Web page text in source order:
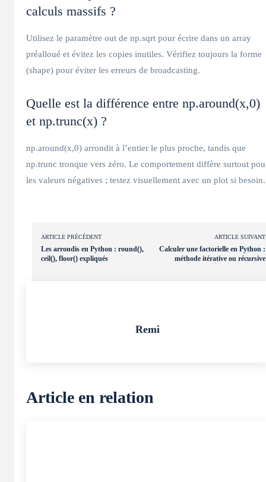
calculs massifs ?
Utilisez le paramètre out de np.sqrt pour écrire dans un array
préalloué et évitez les copies inutiles. Vérifiez toujours la forme
(shape) pour éviter les erreurs de broadcasting.
Quelle est la différence entre np.around(x,0)
et np.trunc(x) ?
np.around(x,0) arrondit à l’entier le plus proche, tandis que
np.trunc tronque vers zéro. Le comportement diffère surtout
les valeurs négatives ; testez visuellement avec un plot si besoin.
ARTICLE PRÉCÉDENT
Les arrondis en Python : round(),
ceil(), floor() expliqués
ARTICLE SUIVANT
Calculer une factorielle en Python :
méthode itérative ou récursive
Remi
Article en relation